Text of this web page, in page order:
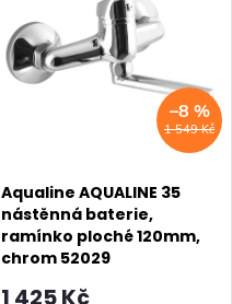
1 549 Kč
–8 %
Aqualine AQUALINE 35
nástěnná baterie,
ramínko ploché 120mm,
chrom 52029
1 425 Kč